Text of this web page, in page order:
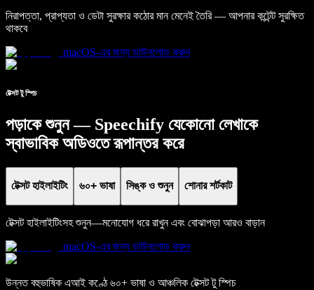
নিরাপত্তা, প্রাপ্যতা ও ডেটা সুরক্ষার কঠোর মান মেনেই তৈরি — আপনার কন্টেন্ট সুরক্ষিত
থাকবে
macOS-এর জন্য ডাউনলোড করুন
টেক্সট টু স্পিচ
পড়াকে শুনুন — Speechify যেকোনো লেখাকে
স্বাভাবিক অডিওতে রূপান্তর করে
টেক্সট হাইলাইটিং ৬০+ ভাষা সিঙ্ক ও শুনুন শোনার শর্টকাট
টেক্সট হাইলাইটিংসহ শুনুন—মনোযোগ ধরে রাখুন এবং বোঝাপড়া আরও বাড়ান
macOS-এর জন্য ডাউনলোড করুন
উন্নত বহুভাষিক এআই কণ্ঠে ৬০+ ভাষা ও আঞ্চলিক টেক্সট টু স্পিচ